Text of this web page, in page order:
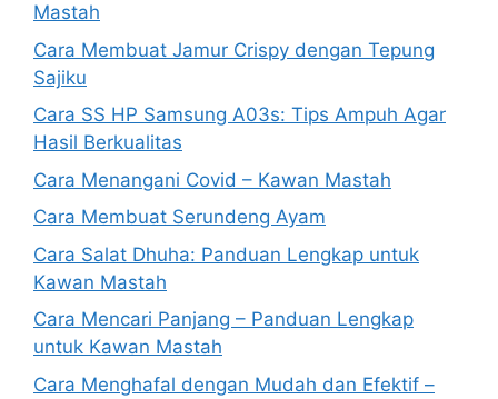
Mastah
Cara Membuat Jamur Crispy dengan Tepung
Sajiku
Cara SS HP Samsung A03s: Tips Ampuh Agar
Hasil Berkualitas
Cara Menangani Covid – Kawan Mastah
Cara Membuat Serundeng Ayam
Cara Salat Dhuha: Panduan Lengkap untuk
Kawan Mastah
Cara Mencari Panjang – Panduan Lengkap
untuk Kawan Mastah
Cara Menghafal dengan Mudah dan Efektif –